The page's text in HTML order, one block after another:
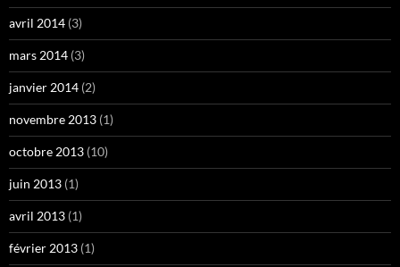
avril 2014 (3)
mars 2014 (3)
janvier 2014 (2)
novembre 2013 (1)
octobre 2013 (10)
juin 2013 (1)
avril 2013 (1)
février 2013 (1)